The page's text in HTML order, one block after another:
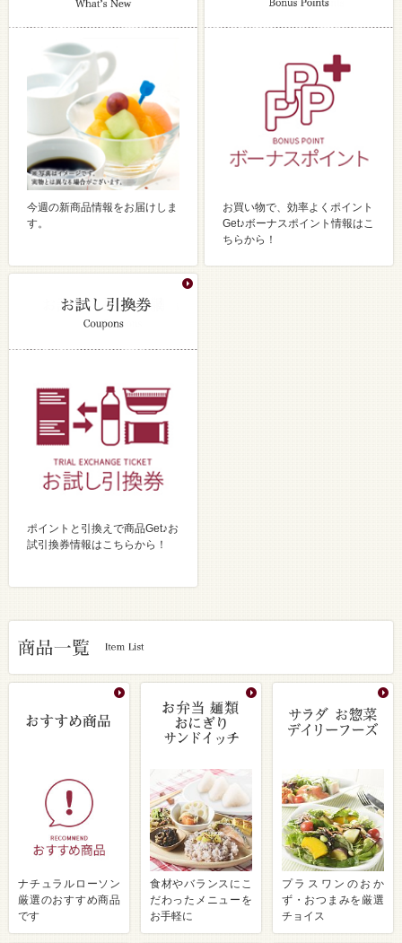
今週の新商品情報をお届けしま
す。
お買い物で、効率よくポイント
Get♪ボーナスポイント情報はこ
ちらから！
ポイントと引換えで商品Get♪お
試引換券情報はこちらから！
ナチュラルローソン
厳選のおすすめ商品
です
食材やバランスにこ
だわったメニューを
お手軽に
プラスワンのおか
ず・おつまみを厳選
チョイス